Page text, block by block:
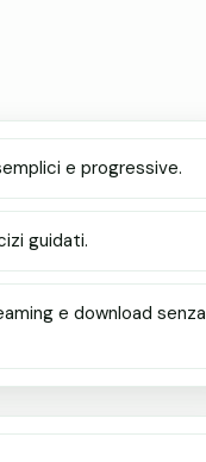
e progressive.
guidati.
e download senza